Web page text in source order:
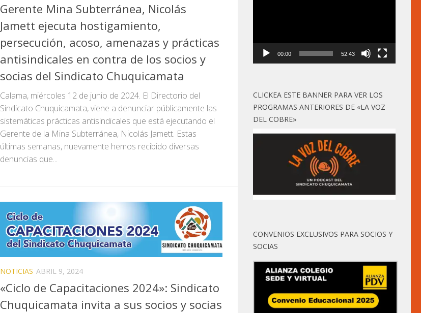
Gerente Mina Subterránea, Nicolás
Jamett ejecuta hostigamiento,
persecución, acoso, amenazas y prácticas
antisindicales en contra de los socios y
socias del Sindicato Chuquicamata
Calama, miércoles 12 de junio de 2024. El Directorio del
Sindicato Chuquicamata, viene a denunciar públicamente las
sistemáticas prácticas antisindicales que está ejecutando el
Gerente de la Mina Subterránea, Nicolás Jamett. Estas
últimas semanas, nuevamente hemos recibido diversas
denuncias que...
NOTICIAS ABRIL 9, 2024
«Ciclo de Capacitaciones 2024»: Sindicato
Chuquicamata invita a sus socios y socias
00:00 52:43
CLICKEA ESTE BANNER PARA VER LOS
PROGRAMAS ANTERIORES DE «LA VOZ
DEL COBRE»
CONVENIOS EXCLUSIVOS PARA SOCIOS Y
SOCIAS